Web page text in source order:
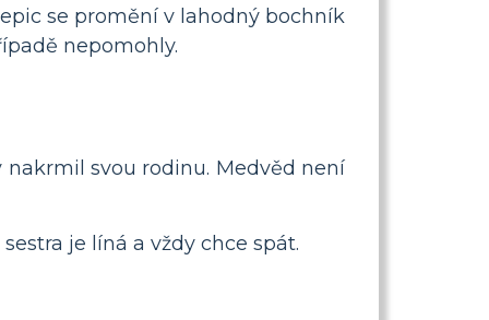
se promění v lahodný bochník
nepomohly.
svou rodinu. Medvěd není
je líná a vždy chce spát.